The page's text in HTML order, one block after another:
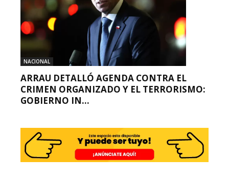
NACIONAL
ARRAU DETALLÓ AGENDA CONTRA EL
CRIMEN ORGANIZADO Y EL TERRORISMO:
GOBIERNO IN...